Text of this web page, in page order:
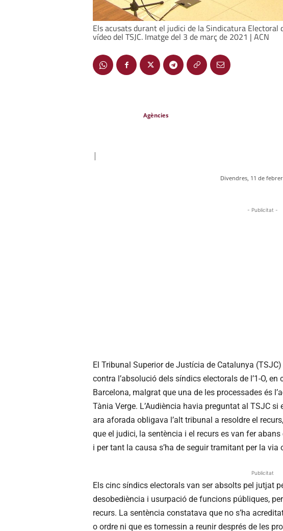
Els acusats durant el judici de la Sindicatura
vídeo del TSJC. Imatge del 3 de març de 2021 | ACN
Agències
|
Divendres, 11 de
- Publicitat -
El Tribunal Superior de Justícia de Catalunya
contra l’absolució dels síndics electorals de l’1-O,
Barcelona, malgrat que una de les processades és
Tània Verge. L’Audiència havia preguntat al TSJC
ara aforada obligava l’alt tribunal a resoldre el
que el judici, la sentència i el recurs es van fer
i per tant la causa s’ha de seguir tramitant per la via
Publicitat
Els cinc síndics electorals van ser absolts pel jutjat
desobediència i usurpació de funcions públiques,
recurs. La sentència constatava que no s’ha
o ordre ni que es tornessin a reunir després de les